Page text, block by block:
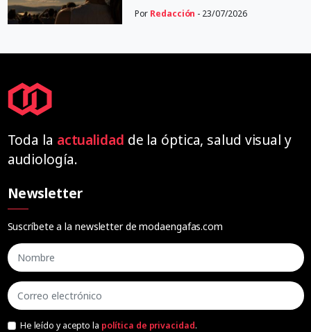
Por Redacción - 23/07/2026
Toda la actualidad de la óptica, salud visual y
audiología.
Newsletter
Suscríbete a la newsletter de modaengafas.com
He leído y acepto la política de privacidad.